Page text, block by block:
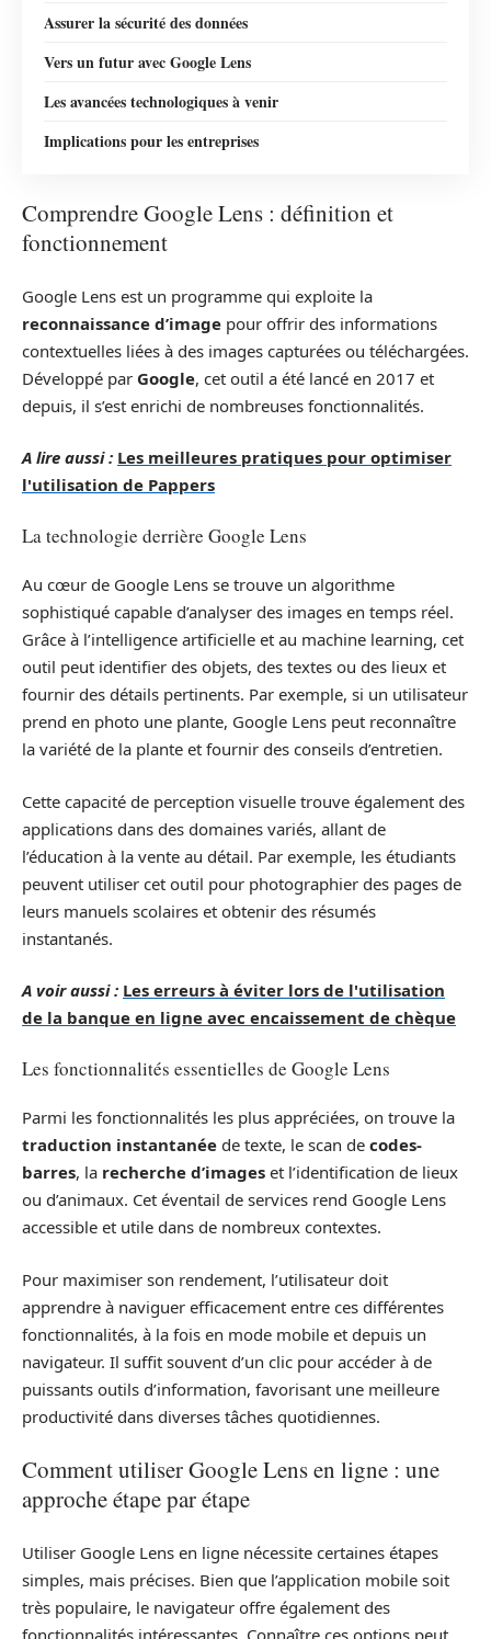
Assurer la sécurité des données
Vers un futur avec Google Lens
Les avancées technologiques à venir
Implications pour les entreprises
Comprendre Google Lens : définition et
fonctionnement
Google Lens est un programme qui exploite la
reconnaissance d’image pour offrir des informations
contextuelles liées à des images capturées ou téléchargées.
Développé par Google, cet outil a été lancé en 2017 et
depuis, il s’est enrichi de nombreuses fonctionnalités.
A lire aussi : Les meilleures pratiques pour optimiser
l'utilisation de Pappers
La technologie derrière Google Lens
Au cœur de Google Lens se trouve un algorithme
sophistiqué capable d’analyser des images en temps réel.
Grâce à l’intelligence artificielle et au machine learning, cet
outil peut identifier des objets, des textes ou des lieux et
fournir des détails pertinents. Par exemple, si un utilisateur
prend en photo une plante, Google Lens peut reconnaître
la variété de la plante et fournir des conseils d’entretien.
Cette capacité de perception visuelle trouve également des
applications dans des domaines variés, allant de
l’éducation à la vente au détail. Par exemple, les étudiants
peuvent utiliser cet outil pour photographier des pages de
leurs manuels scolaires et obtenir des résumés
instantanés.
A voir aussi : Les erreurs à éviter lors de l'utilisation
de la banque en ligne avec encaissement de chèque
Les fonctionnalités essentielles de Google Lens
Parmi les fonctionnalités les plus appréciées, on trouve la
traduction instantanée de texte, le scan de codes-
barres, la recherche d’images et l’identification de lieux
ou d’animaux. Cet éventail de services rend Google Lens
accessible et utile dans de nombreux contextes.
Pour maximiser son rendement, l’utilisateur doit
apprendre à naviguer efficacement entre ces différentes
fonctionnalités, à la fois en mode mobile et depuis un
navigateur. Il suffit souvent d’un clic pour accéder à de
puissants outils d’information, favorisant une meilleure
productivité dans diverses tâches quotidiennes.
Comment utiliser Google Lens en ligne : une
approche étape par étape
Utiliser Google Lens en ligne nécessite certaines étapes
simples, mais précises. Bien que l’application mobile soit
très populaire, le navigateur offre également des
fonctionnalités intéressantes. Connaître ces options peut